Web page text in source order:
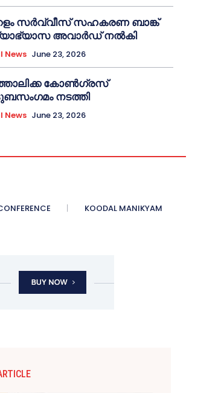
സർവ്വീസ് സഹകരണ ബാങ്ക്
അവാർഡ് നൽകി
News June 23, 2026
കോൺഗ്രസ്
നടത്തി
News June 23, 2026
KOODAL MANIKYAM